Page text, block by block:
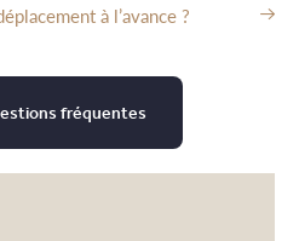
à l’avance ?
fréquentes